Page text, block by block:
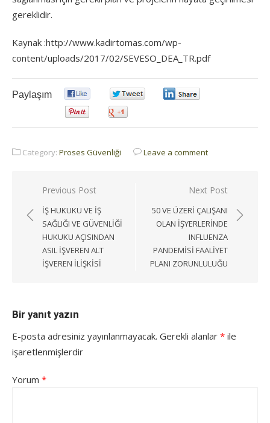
gereklidir.
Kaynak :http://www.kadirtomas.com/wp-
content/uploads/2017/02/SEVESO_DEA_TR.pdf
Paylaşım
Category: Proses Güvenliği Leave a comment
Yazı
gezinmesi
Previous Post
İŞ HUKUKU VE İŞ
SAĞLIĞI VE GÜVENLIĞI
HUKUKU AÇISINDAN
ASIL İŞVEREN ALT
İŞVEREN İLIŞKISI
Next Post
50 VE ÜZERI ÇALIŞANI
OLAN IŞYERLERINDE
INFLUENZA
PANDEMISI FAALIYET
PLANI ZORUNLULUĞU
Bir yanıt yazın
E-posta adresiniz yayınlanmayacak. Gerekli alanlar * ile
işaretlenmişlerdir
Yorum *